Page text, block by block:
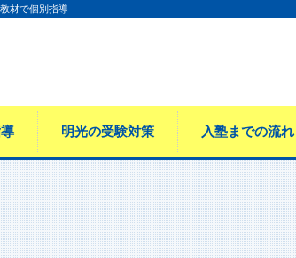
材で個別指導
明光の受験対策 入塾までの流れ